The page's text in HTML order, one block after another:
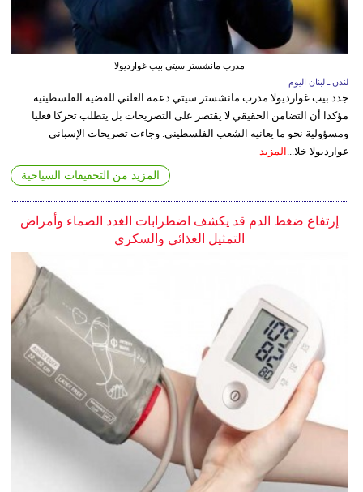
مدرب مانشستر سيتي بيب غوارديولا
لندن ـ لبنان اليوم
جدد بيب غوارديولا مدرب مانشستر سيتي دعمه العلني للقضية الفلسطينية
مؤكدا أن التضامن الحقيقي لا يقتصر على التصريحات بل يتطلب تحركا فعليا
ومسؤولية نحو ما يعانيه الشعب الفلسطيني. وجاءت تصريحات الإسباني
غوارديولا خلا... المزيد
المزيد من التحقيقات السياحية
إرتفاع ضغط الدم قد يكشف اضطرابات الغدد الصماء وأمراض
التمثيل الغذائي والسكري